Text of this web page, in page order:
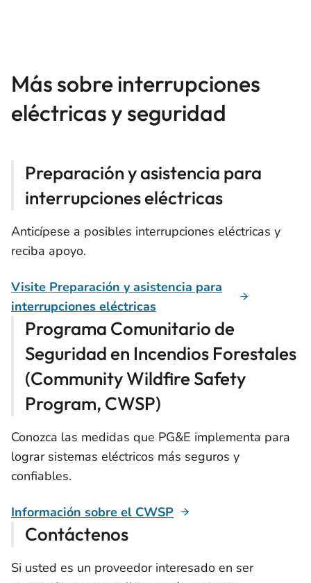
Más sobre interrupciones
eléctricas y seguridad
Preparación y asistencia para
interrupciones eléctricas
Anticípese a posibles interrupciones eléctricas y
reciba apoyo.
Visite Preparación y asistencia para
interrupciones eléctricas
Programa Comunitario de
Seguridad en Incendios Forestales
(Community Wildfire Safety
Program, CWSP)
Conozca las medidas que PG&E implementa para
lograr sistemas eléctricos más seguros y
confiables.
Información sobre el CWSP
Contáctenos
Si usted es un proveedor interesado en ser